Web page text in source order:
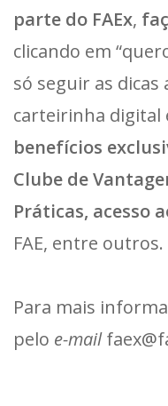
parte do FAEx,
clicando em
só seguir as
carteirinha digital
benefícios
Clube de
Práticas, acesso
FAE, entre outros.
Para mais
pelo e-mail